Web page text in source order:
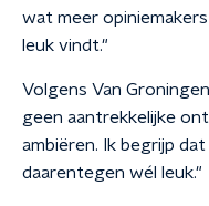
wat meer
leuk vindt."
Volgens Van
geen aantrekkelijke
ambiëren. Ik begrijp
daarentegen wél leuk."